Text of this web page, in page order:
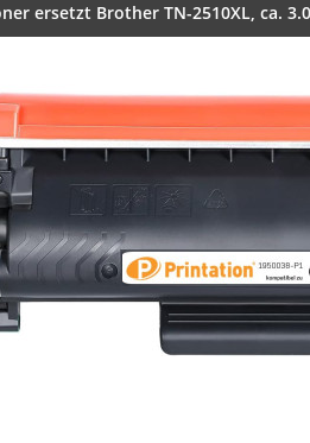
ersetzt Brother TN-2510XL, ca.